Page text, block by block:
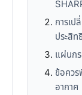
การเ
ประสิ
แผ่นกร
ข้อคว
อากาศ